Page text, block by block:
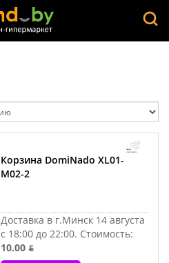
Корзина DomiNado XL01-
M02-2
Доставка в г.Минск 14 августа
с 18:00 до 22:00. Стоимость:
10.00 ƃ